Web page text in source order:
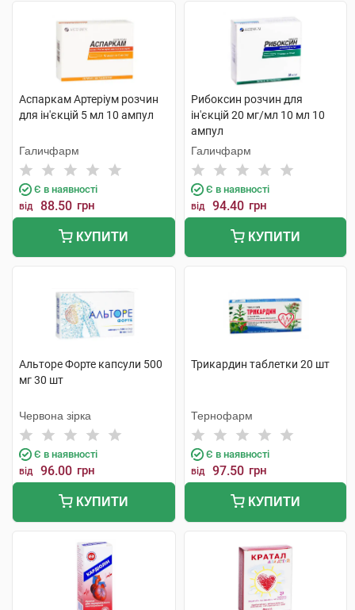
Аспаркам Артеріум розчин
для ін'єкцій 5 мл 10 ампул
Галичфарм
Є в наявності
від 88.50 грн
КУПИТИ
Рибоксин розчин для
ін'єкцій 20 мг/мл 10 мл 10
ампул
Галичфарм
Є в наявності
від 94.40 грн
КУПИТИ
Альторе Форте капсули 500
мг 30 шт
Червона зірка
Є в наявності
від 96.00 грн
КУПИТИ
Трикардин таблетки 20 шт
Тернофарм
Є в наявності
від 97.50 грн
КУПИТИ